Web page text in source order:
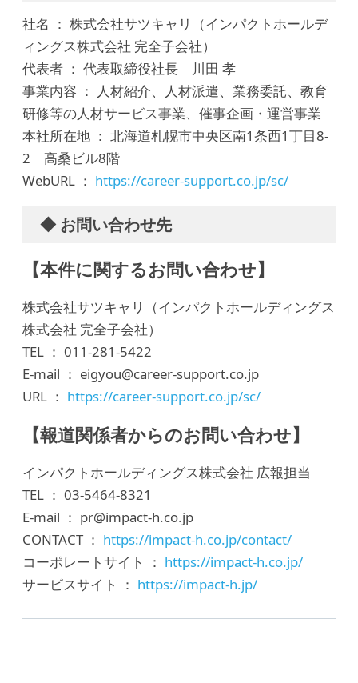
社名 ： 株式会社サツキャリ（インパクトホールデ
ィングス株式会社 完全子会社）
代表者 ： 代表取締役社長 川田 孝
事業内容 ： 人材紹介、人材派遣、業務委託、教育
研修等の人材サービス事業、催事企画・運営事業
本社所在地 ： 北海道札幌市中央区南1条西1丁目8-
2 高桑ビル8階
WebURL ： https://career-support.co.jp/sc/
◆ お問い合わせ先
【本件に関するお問い合わせ】
株式会社サツキャリ（インパクトホールディングス
株式会社 完全子会社）
TEL ： 011-281-5422
E-mail ： eigyou@career-support.co.jp
URL ： https://career-support.co.jp/sc/
【報道関係者からのお問い合わせ】
インパクトホールディングス株式会社 広報担当
TEL ： 03-5464-8321
E-mail ： pr@impact-h.co.jp
CONTACT ： https://impact-h.co.jp/contact/
コーポレートサイト ： https://impact-h.co.jp/
サービスサイト ： https://impact-h.jp/